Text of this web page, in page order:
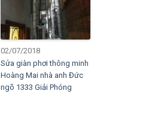
02/07/2018
Sửa giàn phơi thông minh
Hoàng Mai nhà anh Đức
ngõ 1333 Giải Phóng